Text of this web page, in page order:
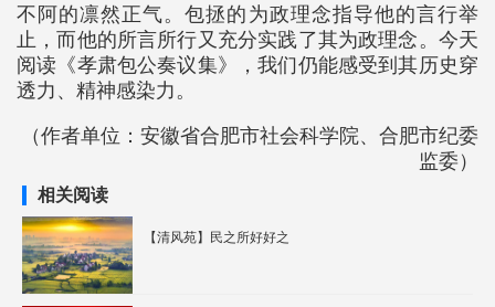
不阿的凛然正气。包拯的为政理念指导他的言行举
止，而他的所言所行又充分实践了其为政理念。今天
阅读《孝肃包公奏议集》，我们仍能感受到其历史穿
透力、精神感染力。
（作者单位：安徽省合肥市社会科学院、合肥市纪委
监委）
相关阅读
【清风苑】民之所好好之